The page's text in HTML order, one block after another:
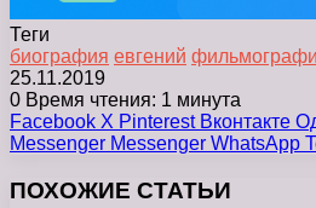
Теги
биография евгений
25.11.2019
0 Время чтения: 1 минута
Facebook X Pinterest Вконтакте
Messenger Messenger WhatsApp
ПОХОЖИЕ СТАТЬИ